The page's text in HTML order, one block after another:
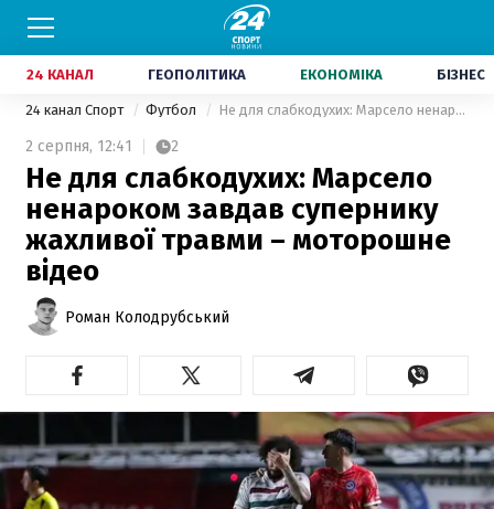
24 КАНАЛ ГЕОПОЛІТИКА ЕКОНОМІКА БІЗНЕС
24 канал Спорт Футбол Не для слабкодухих: Марсело ненароком завдав супернику жахливої травми – моторошне відео
2 серпня, 12:41 2
Не для слабкодухих: Марсело
ненароком завдав супернику
жахливої травми – моторошне
відео
Роман Колодрубський